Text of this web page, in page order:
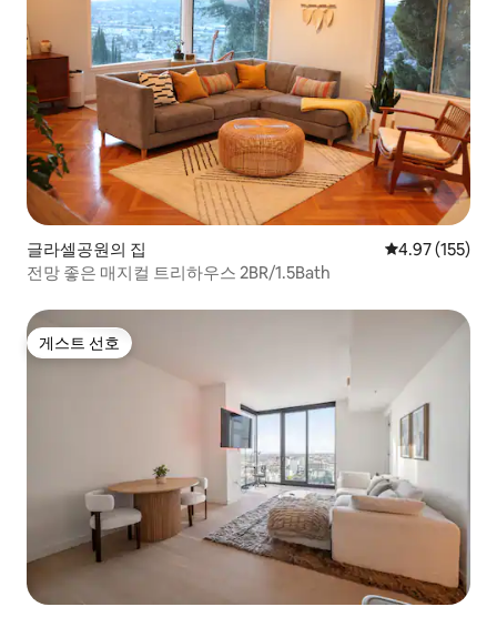
글라셀공원의 집 평점 4.97점(5
4.97 (155)
전망 좋은 매지컬 트리하우스 2BR/1.5Bath
게스트 선호
게스트 선호